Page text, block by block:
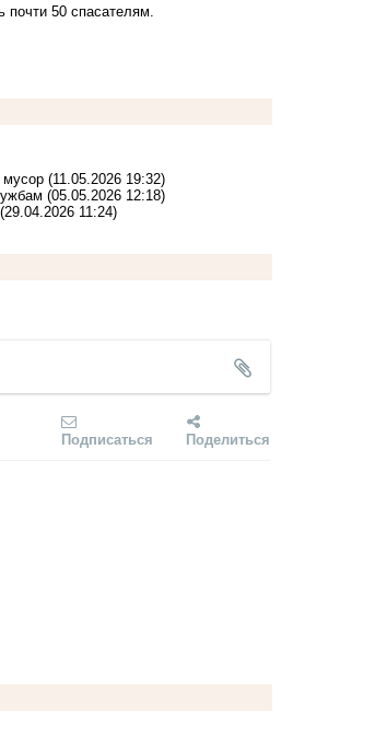
50 спасателям.
мусор (11.05.2026 19:32)
(05.05.2026 12:18)
(29.04.2026 11:24)
Подписаться Поделиться